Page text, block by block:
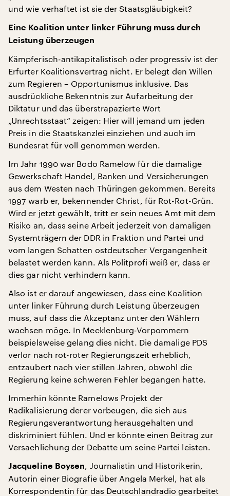
und wie verhaftet ist sie der Staatsgläubigkeit?
Eine Koalition unter linker Führung muss durch
Leistung überzeugen
Kämpferisch-antikapitalistisch oder progressiv ist der
Erfurter Koalitionsvertrag nicht. Er belegt den Willen
zum Regieren – Opportunismus inklusive. Das
ausdrückliche Bekenntnis zur Aufarbeitung der
Diktatur und das überstrapazierte Wort
„Unrechtsstaat“ zeigen: Hier will jemand um jeden
Preis in die Staatskanzlei einziehen und auch im
Bundesrat für voll genommen werden.
Im Jahr 1990 war Bodo Ramelow für die damalige
Gewerkschaft Handel, Banken und Versicherungen
aus dem Westen nach Thüringen gekommen. Bereits
1997 warb er, bekennender Christ, für Rot-Rot-Grün.
Wird er jetzt gewählt, tritt er sein neues Amt mit dem
Risiko an, dass seine Arbeit jederzeit von damaligen
Systemträgern der DDR in Fraktion und Partei und
vom langen Schatten ostdeutscher Vergangenheit
belastet werden kann. Als Politprofi weiß er, dass er
dies gar nicht verhindern kann.
Also ist er darauf angewiesen, dass eine Koalition
unter linker Führung durch Leistung überzeugen
muss, auf dass die Akzeptanz unter den Wählern
wachsen möge. In Mecklenburg-Vorpommern
beispielsweise gelang dies nicht. Die damalige PDS
verlor nach rot-roter Regierungszeit erheblich,
entzaubert nach vier stillen Jahren, obwohl die
Regierung keine schweren Fehler begangen hatte.
Immerhin könnte Ramelows Projekt der
Radikalisierung derer vorbeugen, die sich aus
Regierungsverantwortung herausgehalten und
diskriminiert fühlen. Und er könnte einen Beitrag zur
Versachlichung der Debatte um seine Partei leisten.
Jacqueline Boysen, Journalistin und Historikerin,
Autorin einer Biografie über Angela Merkel, hat als
Korrespondentin für das Deutschlandradio gearbeitet